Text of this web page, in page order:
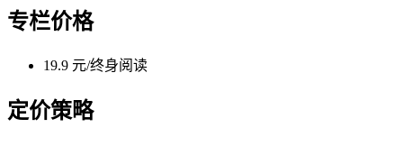
专栏价格
19.9 元/终身阅读
定价策略